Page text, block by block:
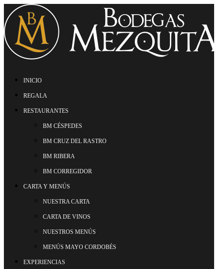
INICIO
REGALA
RESTAURANTES
BM CÉSPEDES
BM CRUZ DEL RASTRO
BM RIBERA
BM CORREGIDOR
CARTA Y MENÚS
NUESTRA CARTA
CARTA DE VINOS
NUESTROS MENÚS
MENÚS MAYO CORDOBÉS
EXPERIENCIAS